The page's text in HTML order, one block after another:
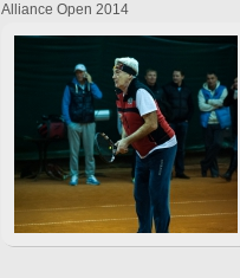
Alliance Open 2014